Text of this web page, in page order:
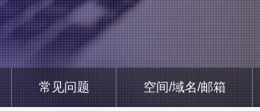
常见问题 空间/域名/邮箱